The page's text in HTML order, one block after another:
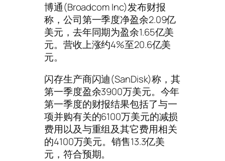
博通(Broadcom Inc)发布财报
称，公司第一季度净盈余2.09亿
美元，去年同期为盈余1.65亿美
元。营收上涨约4%至20.6亿美
元。
闪存生产商闪迪(SanDisk)称，其
第一季度盈余3900万美元。今年
第一季度的财报结果包括了与一
项并购有关的6100万美元的减损
费用以及与重组及其它费用相关
的4100万美元。销售13.3亿美
元，符合预期。